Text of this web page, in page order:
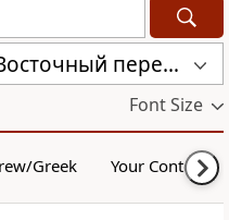
Священное Писание (Восточный перевод), версия для Таджикистана (CARST)
Font Size
Greek Your Content